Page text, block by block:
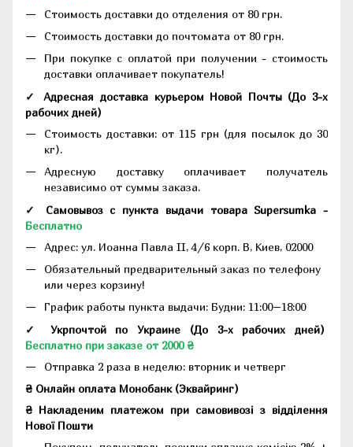
Стоимость доставки до отделения от 80 грн.
Стоимость доставки до почтомата от 80 грн.
При покупке с оплатой при получении - стоимость
доставки оплачивает покупатель!
✓ Адресная доставка курьером Новой Почты (До 3-х
рабочих дней)
Стоимость доставки: от 115 грн (для посылок до 30
кг).
Адресную доставку оплачивает получатель
независимо от суммы заказа.
✓ Самовывоз с пункта выдачи товара Supersumka -
Бесплатно
Адрес: ул. Иоанна Павла II, 4/6 корп. В, Киев, 02000
Обязательный предварительный заказ по телефону
или через корзину!
График работы пункта выдачи: Будни: 11:00–18:00
✓ Укрпочтой по Украине (До 3-х рабочих дней)
Бесплатно при заказе от 2000 ₴
Отправка 2 раза в неделю: вторник и четверг
₴ Онлайн оплата Монобанк (Эквайринг)
₴ Накладеним платежом при самовивозі з відділення
Нової Пошти